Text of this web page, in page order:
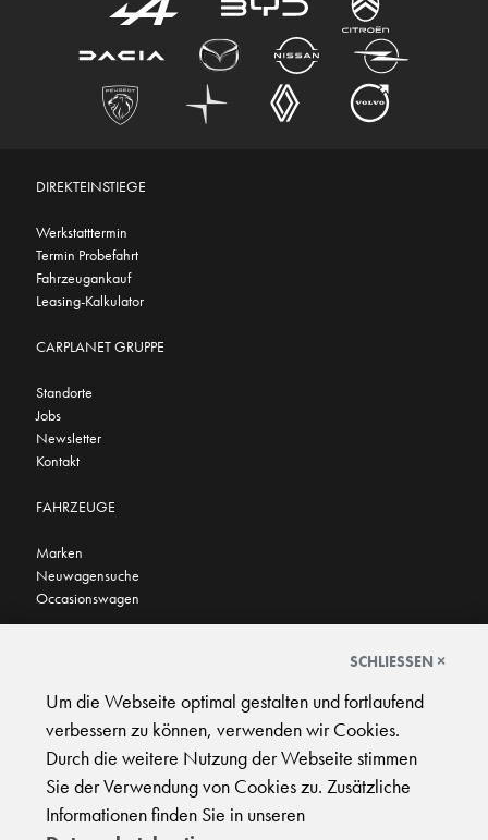
DIREKTEINSTIEGE
Werkstatttermin
Termin Probefahrt
Fahrzeugankauf
Leasing-Kalkulator
CARPLANET GRUPPE
Standorte
Jobs
Newsletter
Kontakt
FAHRZEUGE
Marken
Neuwagensuche
Occasionswagen
AGB|Impressum|Datenschutz|Support
SCHLIESSEN ×
Um die Webseite optimal gestalten und fortlaufend
verbessern zu können, verwenden wir Cookies.
Durch die weitere Nutzung der Webseite stimmen
Sie der Verwendung von Cookies zu. Zusätzliche
Informationen finden Sie in unseren